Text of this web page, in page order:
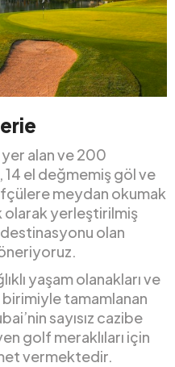
yer alan ve 200
14 el değmemiş göl ve
meydan okumak
olarak yerleştirilmiş
olan
yaşam olanakları ve
tamamlanan
sayısız cazibe
golf meraklıları için
vermektedir.